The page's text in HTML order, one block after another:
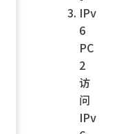
IPv
6
PC
2
访
问
IPv